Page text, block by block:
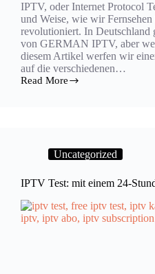
IPTV, oder Internet Protocol
und Weise, wie wir Fernsehen
revolutioniert. In Deutschland
von GERMAN IPTV, aber
diesem Artikel werfen wir
auf die verschiedenen…
Read More
Uncategorized
IPTV Test: mit einem 24-